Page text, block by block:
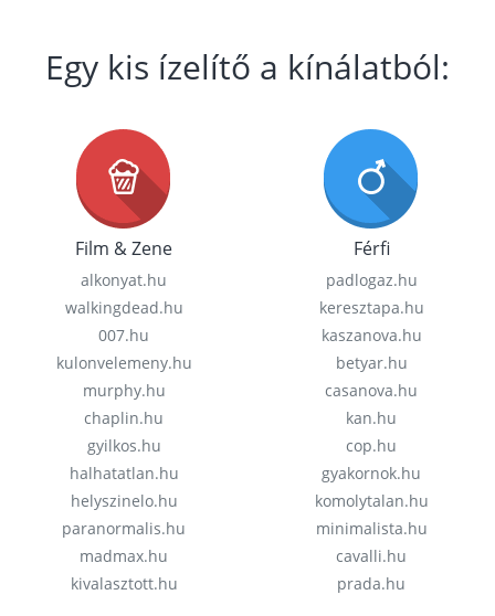
Egy kis ízelítő a kínálatból:
Film & Zene
alkonyat.hu
walkingdead.hu
007.hu
kulonvelemeny.hu
murphy.hu
chaplin.hu
gyilkos.hu
halhatatlan.hu
helyszinelo.hu
paranormalis.hu
madmax.hu
kivalasztott.hu
Férfi
padlogaz.hu
keresztapa.hu
kaszanova.hu
betyar.hu
casanova.hu
kan.hu
cop.hu
gyakornok.hu
komolytalan.hu
minimalista.hu
cavalli.hu
prada.hu